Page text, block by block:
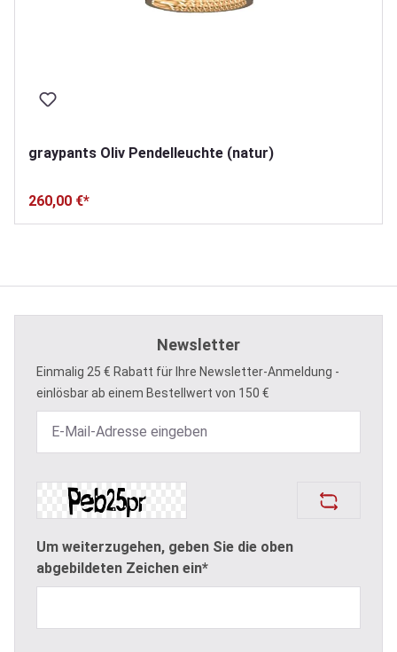
graypants Oliv Pendelleuchte (natur)
260,00 €*
Newsletter
Einmalig 25 € Rabatt für Ihre Newsletter-Anmeldung -
einlösbar ab einem Bestellwert von 150 €
Um weiterzugehen, geben Sie die oben
abgebildeten Zeichen ein*